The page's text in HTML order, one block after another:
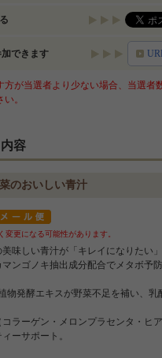
できます
方が当選者より少ない場合、当選者
。
容
のおいしい青汁
更になる可能性があります。
味しい青汁が「キレイになりたい
ンゴノキ抽出成分配合でメタボ予
物発酵エキスが野菜不足を補い、
ラーゲン・メロンプラセンタ・ヒ
ーサポート。